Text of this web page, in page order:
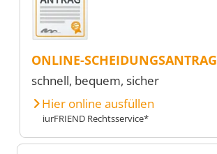
ONLINE-SCHEIDUNGSANTRAG
schnell, bequem, sicher
Hier online ausfüllen
iurFRIEND Rechtsservice*